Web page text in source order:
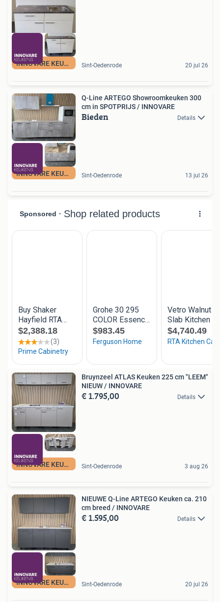
INNOVARE KEUKENS Sint-Oedenrode 20 jul 26
INNOVARE KEUKENS
Q-Line ARTEGO Showroomkeuken 300
cm in SPOTPRIJS / INNOVARE
Bieden Details
Sint-Oedenrode 13 jul 26
INNOVARE KEUKENS
Bruynzeel ATLAS Keuken 225 cm "LEEM"
NIEUW / INNOVARE
€ 1.795,00 Details
Sint-Oedenrode 3 aug 26
INNOVARE KEUKENS
NIEUWE Q-Line ARTEGO Keuken ca. 210
cm breed / INNOVARE
€ 1.595,00 Details
Sint-Oedenrode 20 jul 26